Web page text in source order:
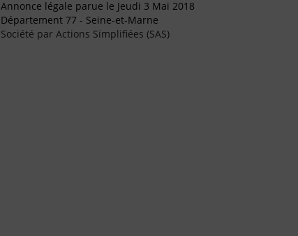
Annonce légale parue le Jeudi 3 Mai 2018
Département 77 - Seine-et-Marne
Société par Actions Simplifiées (SAS)